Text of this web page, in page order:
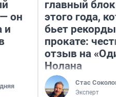
он
и
главный
этого года,
бьет рекорды в
прокате:
отзыв на
Нолана
Стас Соколов
Эксперт